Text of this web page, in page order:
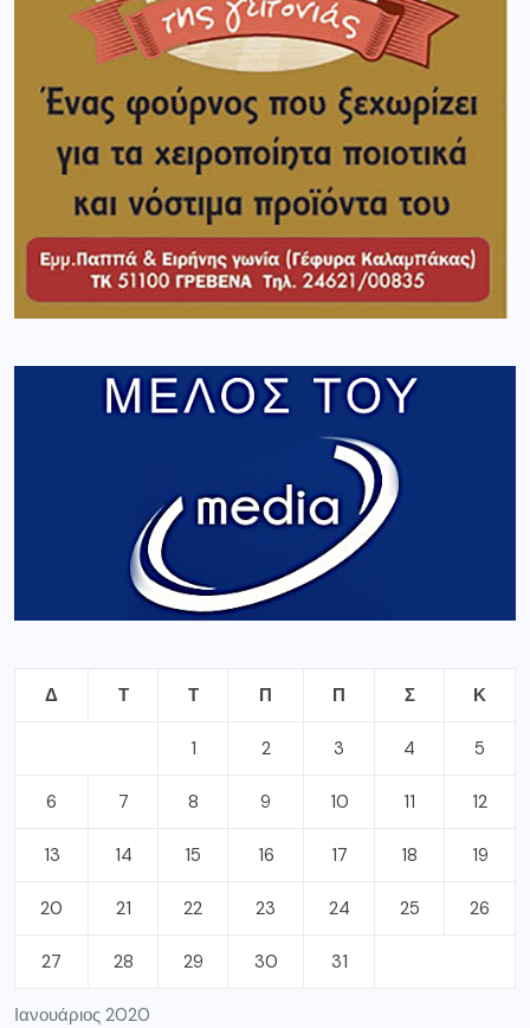
Ιανουάριος 2020
Δ Τ Τ Π Π Σ Κ
1 2 3 4 5
6 7 8 9 10 11 12
13 14 15 16 17 18 19
20 21 22 23 24 25 26
27 28 29 30 31